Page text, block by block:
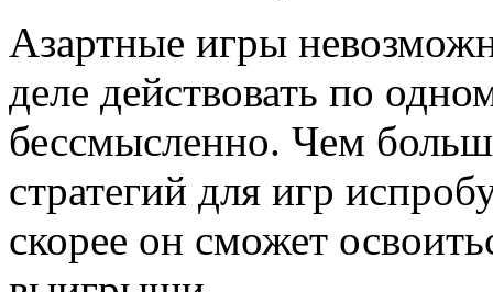
Азартные игры
деле действовать по
бессмысленно. Чем
стратегий для игр
скорее он сможет